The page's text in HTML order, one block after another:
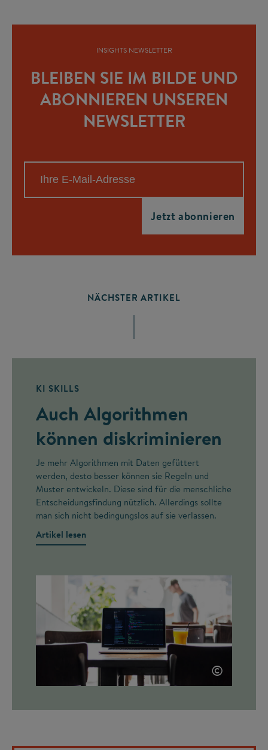
INSIGHTS NEWSLETTER
BLEIBEN SIE IM BILDE UND
ABONNIEREN UNSEREN
NEWSLETTER
NÄCHSTER ARTIKEL
KI SKILLS
Auch Algorithmen
können diskriminieren
Je mehr Algorithmen mit Daten gefüttert
werden, desto besser können sie Regeln und
Muster entwickeln. Diese sind für die menschliche
Entscheidungsfindung nützlich. Allerdings sollte
man sich nicht bedingungslos auf sie verlassen.
Artikel lesen
©